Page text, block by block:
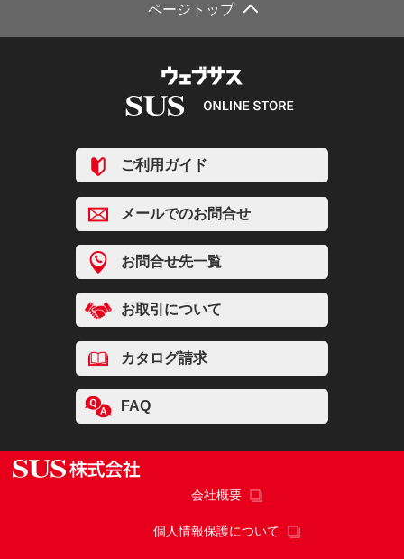
ページトップ
ご利用ガイド
メールでのお問合せ
お問合せ先一覧
お取引について
カタログ請求
FAQ
会社概要
個人情報保護について